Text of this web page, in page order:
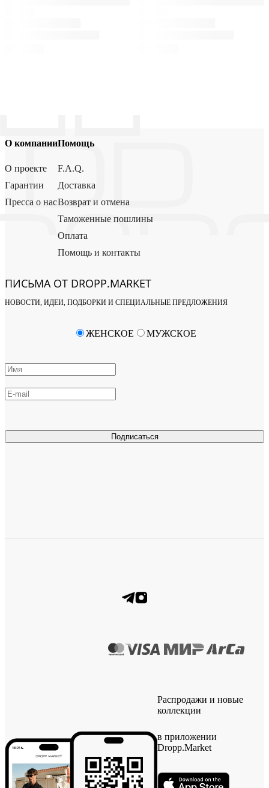
О компании
О проекте
Гарантии
Пресса о нас
Помощь
F.A.Q.
Доставка
Возврат и отмена
Таможенные пошлины
Оплата
Помощь и контакты
ПИСЬМА ОТ DROPP.MARKET
НОВОСТИ, ИДЕИ, ПОДБОРКИ И СПЕЦИАЛЬНЫЕ ПРЕДЛОЖЕНИЯ
Подписаться
ЖЕНСКОЕ МУЖСКОЕ
Распродажи и новые
коллекции
в приложении
Dropp.Market